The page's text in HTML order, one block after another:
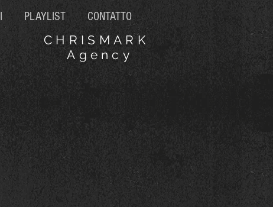
PLAYLIST CONTATTO
CHRISMARK
Agency